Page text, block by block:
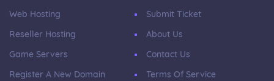
Web Hosting
Reseller Hosting
Game Servers
Register A New Domain
Submit Ticket
About Us
Contact Us
Terms Of Service